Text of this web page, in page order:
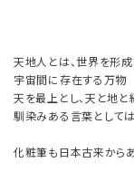
天地人とは、世界を形
宇宙間に存在する万物
天を最上とし、天と地と
馴染みある言葉として
化粧筆も日本古来から